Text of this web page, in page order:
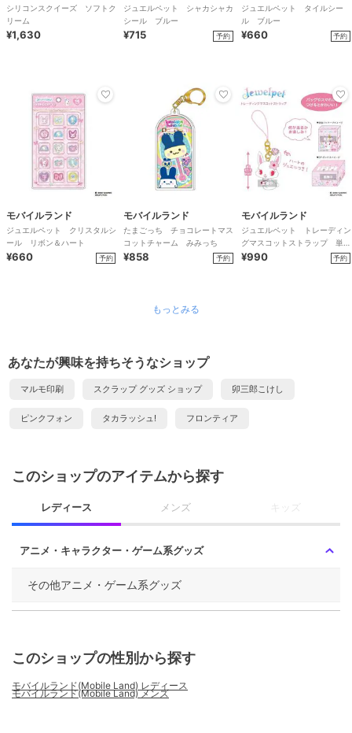
シリコンスクイーズ ソフトク
リーム
¥1,630
ジュエルペット シャカシャカ
シール ブルー
¥715 予約
ジュエルペット タイルシー
ル ブルー
¥660 予約
モバイルランド
ジュエルペット クリスタルシ
ール リボン＆ハート
¥660 予約
モバイルランド
たまごっち チョコレートマス
コットチャーム みみっち
¥858 予約
モバイルランド
ジュエルペット トレーディン
グマスコットストラップ 単品
ランダム
¥990 予約
もっとみる
あなたが興味を持ちそうなショップ
マルモ印刷 スクラップ グッズ ショップ 卯三郎こけし
ピンクフォン タカラッシュ! フロンティア
このショップのアイテムから探す
レディース メンズ キッズ
アニメ・キャラクター・ゲーム系グッズ
その他アニメ・ゲーム系グッズ
このショップの性別から探す
モバイルランド(Mobile Land) レディース
モバイルランド(Mobile Land) メンズ